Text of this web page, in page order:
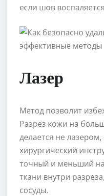
если шов
Лазер
Метод позволит
Разрез кожи на
делается не
хирургический
точный и меньший
ткани внутри
сосуды.